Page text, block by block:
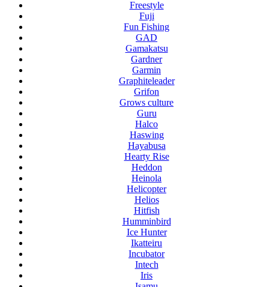
Freestyle
Fuji
Fun Fishing
GAD
Gamakatsu
Gardner
Garmin
Graphiteleader
Grifon
Grows culture
Guru
Halco
Haswing
Hayabusa
Hearty Rise
Heddon
Heinola
Helicopter
Helios
Hitfish
Humminbird
Ice Hunter
Ikatteiru
Incubator
Intech
Iris